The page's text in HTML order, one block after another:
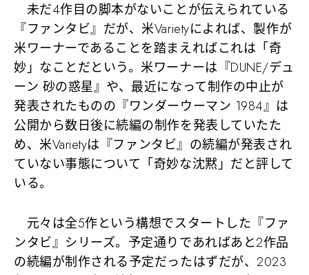
未だ4作目の脚本がないことが伝えられている
『ファンタビ』だが、米Varietyによれば、製作が
米ワーナーであることを踏まえればこれは「奇
妙」なことだという。米ワーナーは『DUNE/デュ
ーン 砂の惑星』や、最近になって制作の中止が
発表されたものの『ワンダーウーマン 1984』は
公開から数日後に続編の制作を発表していたた
め、米Varietyは『ファンタビ』の続編が発表され
ていない事態について「奇妙な沈黙」だと評して
いる。
元々は全5作という構想でスタートした『ファ
ンタビ』シリーズ。予定通りであればあと2作品
の続編が制作される予定だったはずだが、2023